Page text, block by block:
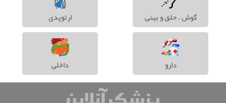
گوش ، حلق و بینی ارتوپدی
دارو داخلی